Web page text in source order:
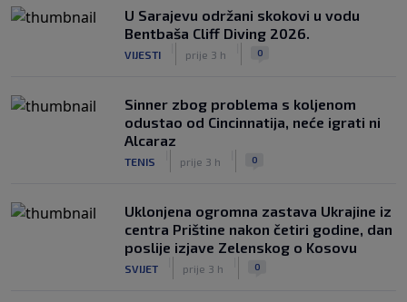
U Sarajevu održani skokovi u vodu
Bentbaša Cliff Diving 2026.
VIJESTI prije 3 h 0
Sinner zbog problema s koljenom
odustao od Cincinnatija, neće igrati ni
Alcaraz
TENIS prije 3 h 0
Uklonjena ogromna zastava Ukrajine iz
centra Prištine nakon četiri godine, dan
poslije izjave Zelenskog o Kosovu
SVIJET prije 3 h 0